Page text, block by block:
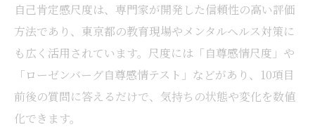
自己肯定感尺度は、専門家が開発した信頼性の高い評価
方法であり、東京都の教育現場やメンタルヘルス対策に
も広く活用されています。尺度には「自尊感情尺度」や
「ローゼンバーグ自尊感情テスト」などがあり、10項目
前後の質問に答えるだけで、気持ちの状態や変化を数値
化できます。